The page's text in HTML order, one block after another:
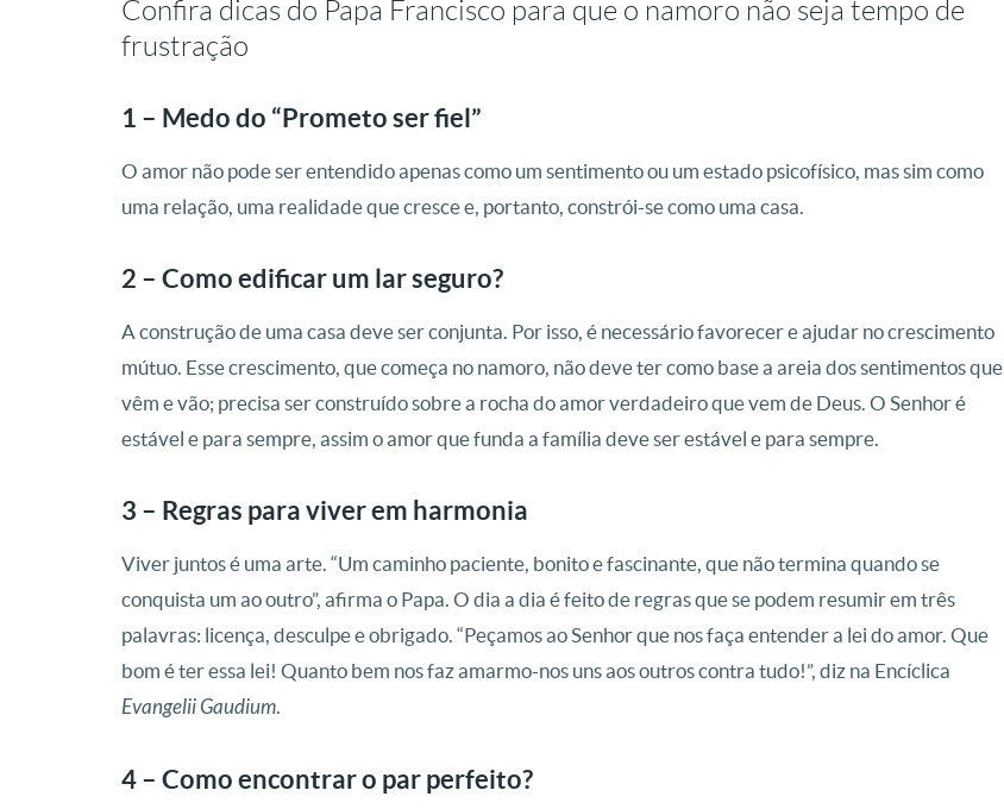
Confira dicas do Papa Francisco para que o namoro não seja tempo de
frustração
1 – Medo do “Prometo ser fiel”
O amor não pode ser entendido apenas como um sentimento ou um estado psicofísico, mas sim como
uma relação, uma realidade que cresce e, portanto, constrói-se como uma casa.
2 – Como edificar um lar seguro?
A construção de uma casa deve ser conjunta. Por isso, é necessário favorecer e ajudar no crescimento
mútuo. Esse crescimento, que começa no namoro, não deve ter como base a areia dos sentimentos que
vêm e vão; precisa ser construído sobre a rocha do amor verdadeiro que vem de Deus. O Senhor é
estável e para sempre, assim o amor que funda a família deve ser estável e para sempre.
3 – Regras para viver em harmonia
Viver juntos é uma arte. “Um caminho paciente, bonito e fascinante, que não termina quando se
conquista um ao outro”, afirma o Papa. O dia a dia é feito de regras que se podem resumir em três
palavras: licença, desculpe e obrigado. “Peçamos ao Senhor que nos faça entender a lei do amor. Que
bom é ter essa lei! Quanto bem nos faz amarmo-nos uns aos outros contra tudo!”, diz na Encíclica
Evangelii Gaudium.
4 – Como encontrar o par perfeito?